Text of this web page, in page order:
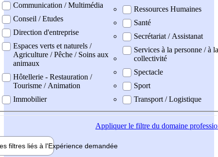
Communication / Multimédia
Conseil / Etudes
Direction d'entreprise
Espaces verts et naturels /
Agriculture / Pêche / Soins aux
animaux
Hôtellerie - Restauration /
Tourisme / Animation
Immobilier
Ressources Humaines
Santé
Secrétariat / Assistanat
Services à la personne / à la
collectivité
Spectacle
Sport
Transport / Logistique
Appliquerle filtre du domaine
filtres liés à l'Expérience demandée